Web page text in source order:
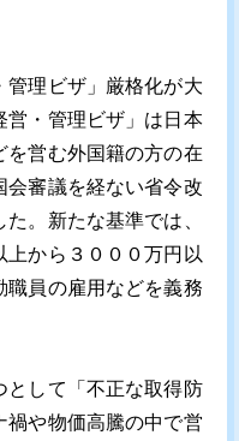
理ビザ」厳格化が大
営・管理ビザ」は日本
を営む外国籍の方の在
会審議を経ない省令改
。新たな基準では、
から３０００万円以
職員の雇用などを義務
して「不正な取得防
禍や物価高騰の中で営